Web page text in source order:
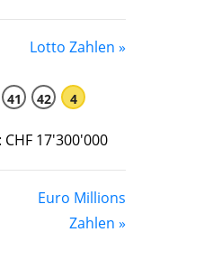
Lotto Zahlen »
41 42 4
17'300'000
Euro Millions
Zahlen »